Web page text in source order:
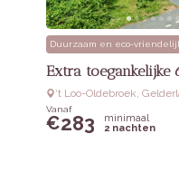
Duurzaam en eco-
‘t Loo-Oldebroek,
Vanaf
€283
minimaal
2 nachten